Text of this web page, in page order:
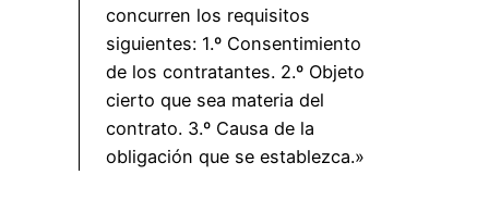
concurren los requisitos
siguientes: 1.º Consentimiento
de los contratantes. 2.º Objeto
cierto que sea materia del
contrato. 3.º Causa de la
obligación que se establezca.»